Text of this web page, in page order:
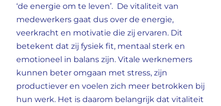
‘de energie om te leven’. De vitaliteit van
medewerkers gaat dus over de energie,
veerkracht en motivatie die zij ervaren. Dit
betekent dat zij fysiek fit, mentaal sterk en
emotioneel in balans zijn. Vitale werknemers
kunnen beter omgaan met stress, zijn
productiever en voelen zich meer betrokken bij
hun werk. Het is daarom belangrijk dat vitaliteit